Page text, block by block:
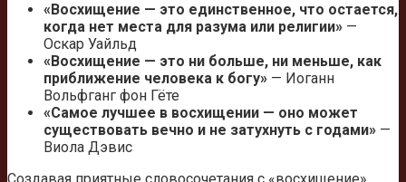
«Восхищение — это единственное, что остается,
когда нет места для разума или религии» —
Оскар Уайльд
«Восхищение — это ни больше, ни меньше, как
приближение человека к богу» — Иоганн
Вольфганг фон Гёте
«Самое лучшее в восхищении — оно может
существовать вечно и не затухнуть с годами» —
Виола Дэвис